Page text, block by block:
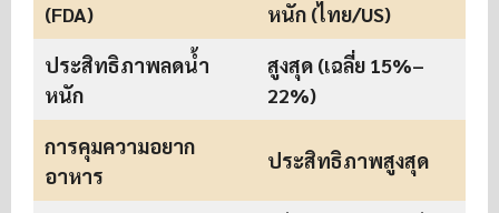
(FDA)
หนัก (ไทย/US)
ประสิทธิภาพลดน้ำ
หนัก
สูงสุด (เฉลี่ย 15%–
22%)
การคุมความอยาก
อาหาร
ประสิทธิภาพสูงสุด